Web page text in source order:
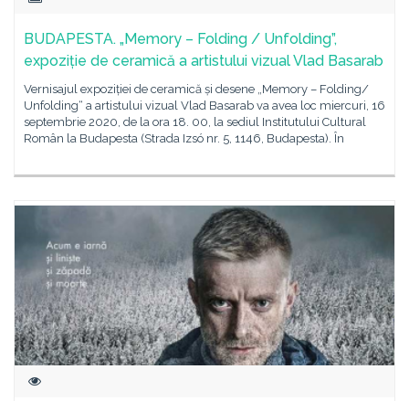
BUDAPESTA. „Memory – Folding / Unfolding”,
expoziție de ceramică a artistului vizual Vlad Basarab
Vernisajul expoziției de ceramică și desene „Memory – Folding/
Unfolding“ a artistului vizual Vlad Basarab va avea loc miercuri, 16
septembrie 2020, de la ora 18. 00, la sediul Institutului Cultural
Român la Budapesta (Strada Izsó nr. 5, 1146, Budapesta). În